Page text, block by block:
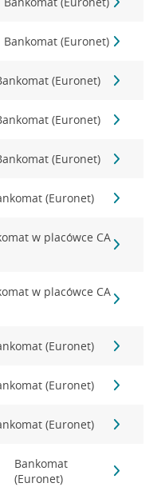
Bankomat (Euronet)
(Euronet)
(Euronet)
(Euronet)
(Euronet)
w placówce CA
w placówce CA
(Euronet)
(Euronet)
(Euronet)
Bankomat
(Euronet)